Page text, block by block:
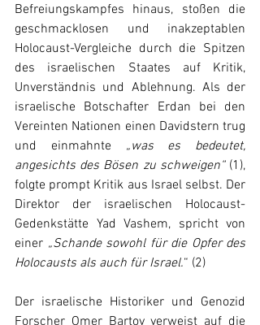
Befreiungskampfes hinaus, stoßen die
geschmacklosen und inakzeptablen
Holocaust-Vergleiche durch die Spitzen
des israelischen Staates auf Kritik,
Unverständnis und Ablehnung. Als der
israelische Botschafter Erdan bei den
Vereinten Nationen einen Davidstern trug
und einmahnte „was es bedeutet,
angesichts des Bösen zu schweigen“ (1),
folgte prompt Kritik aus Israel selbst. Der
Direktor der israelischen Holocaust-
Gedenkstätte Yad Vashem, spricht von
einer „Schande sowohl für die Opfer des
Holocausts als auch für Israel.“ (2)
Der israelische Historiker und Genozid